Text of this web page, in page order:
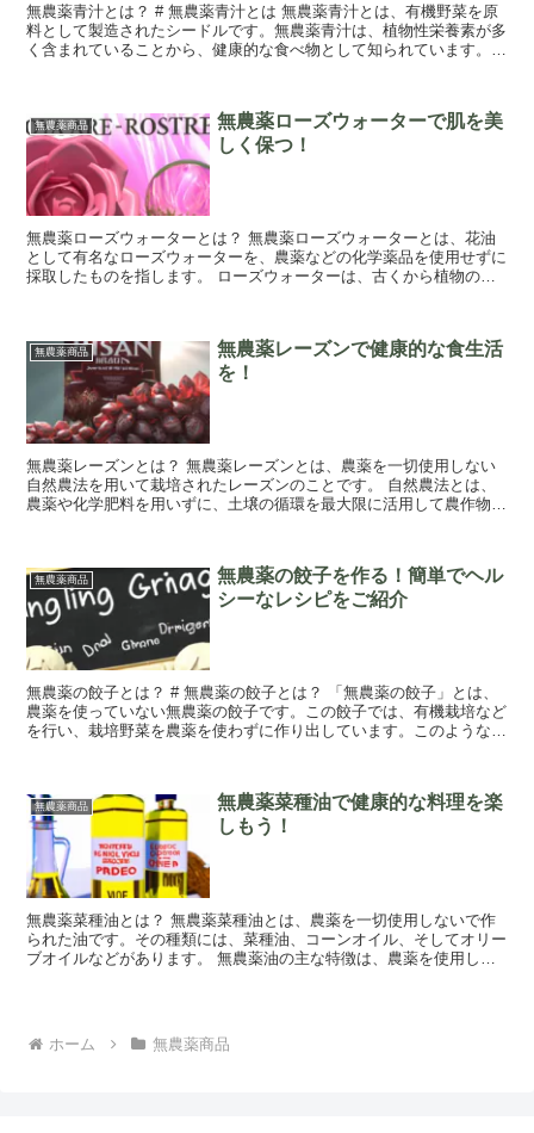
無農薬青汁とは？ # 無農薬青汁とは 無農薬青汁とは、有機野菜を原
料として製造されたシードルです。無農薬青汁は、植物性栄養素が多
く含まれていることから、健康的な食べ物として知られています。
無農薬商品
無農薬ローズウォーターで肌を美
しく保つ！
無農薬ローズウォーターとは？ 無農薬ローズウォーターとは、花油
として有名なローズウォーターを、農薬などの化学薬品を使用せずに
採取したものを指します。 ローズウォーターは、古くから植物の芳
無農薬商品
無農薬レーズンで健康的な食生活
を！
無農薬レーズンとは？ 無農薬レーズンとは、農薬を一切使用しない
自然農法を用いて栽培されたレーズンのことです。 自然農法とは、
農薬や化学肥料を用いずに、土壌の循環を最大限に活用して農作物を
無農薬商品
無農薬の餃子を作る！簡単でヘル
シーなレシピをご紹介
無農薬の餃子とは？ # 無農薬の餃子とは？ 「無農薬の餃子」とは、
農薬を使っていない無農薬の餃子です。この餃子では、有機栽培など
を行い、栽培野菜を農薬を使わずに作り出しています。このような無
無農薬商品
無農薬菜種油で健康的な料理を楽
しもう！
無農薬菜種油とは？ 無農薬菜種油とは、農薬を一切使用しないで作
られた油です。その種類には、菜種油、コーンオイル、そしてオリー
ブオイルなどがあります。 無農薬油の主な特徴は、農薬を使用しな
ホーム 無農薬商品